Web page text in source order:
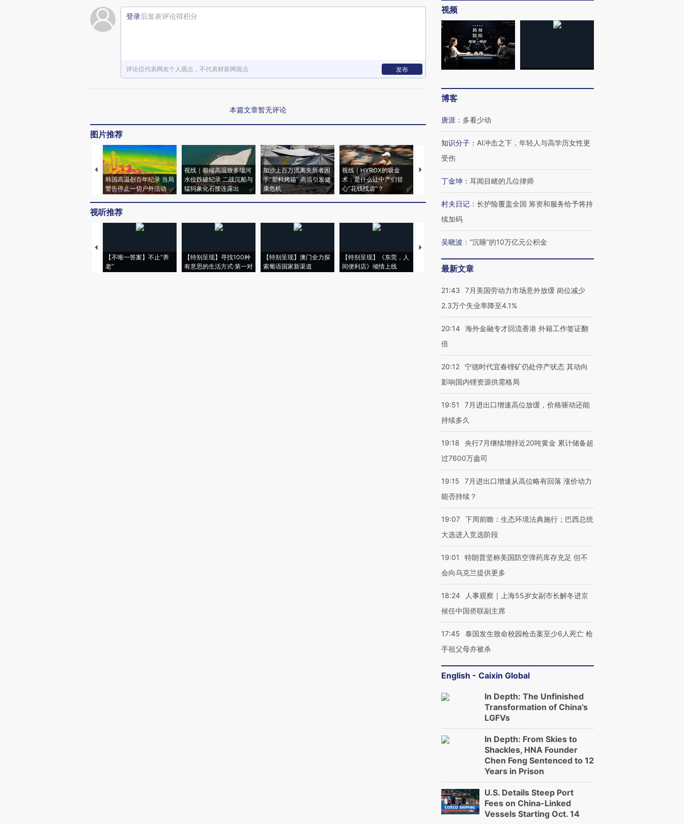
登录后发表评论得积分
评论仅代表网友个人观点，不代表财新网观点 发布
本篇文章暂无评论
图片推荐
韩国高温创百年纪录 当局
警告停止一切户外活动
视线｜极端高温致多瑙河
水位跌破纪录 二战沉船与
猛犸象化石接连露出
加沙上百万流离失所者困
于“塑料烤箱” 高温引发健
康危机
视线｜HYROX的吸金
术：是什么让中产们甘
心“花钱找虐”？
马航飞行员跨国走私7万
粒摇头丸 尿检体内含3种
视线｜被称为“蟑螂”的印
度Z世代 用街头抗争将教
视线｜“入侵”还是“人道危
视听推荐
【不唯一答案】不止“养
老”
【特别呈现】寻找100种
有意思的生活方式·第一对
【特别呈现】澳门全力探
索葡语国家新渠道
【特别呈现】《东莞，人
间便利店》倾情上线
【推广】走进第四届链博
会，让数智科技“链”接产
【特别呈现】寻找100种
CFO：不靠规模取胜，华
视频
博客
唐涯 ： 多看少动
知识分子 ： AI冲击之下，年轻人与高学历女性更
受伤
丁金坤 ： 耳闻目睹的几位律师
村夫日记 ： 长护险覆盖全国 筹资和服务给予将持
续加码
吴晓波 ： “沉睡”的10万亿元公积金
最新文章
21:43
7月美国劳动力市场意外放缓 岗位减少
2.3万个失业率降至4.1%
20:14 海外金融专才回流香港 外籍工作签证翻
倍
20:12 宁德时代宜春锂矿仍处停产状态 其动向
影响国内锂资源供需格局
19:51
7月进出口增速高位放缓，价格驱动还能
持续多久
19:18
央行7月继续增持近20吨黄金 累计储备超
过7600万盎司
19:15
7月进出口增速从高位略有回落 涨价动力
能否持续？
19:07 下周前瞻：生态环境法典施行；巴西总统
大选进入竞选阶段
19:01
特朗普坚称美国防空弹药库存充足 但不
会向乌克兰提供更多
18:24
人事观察｜上海55岁女副市长解冬进京
候任中国侨联副主席
17:45
泰国发生致命校园枪击案至少6人死亡 枪
手祖父母亦被杀
English - Caixin Global
In Depth: The Unfinished
Transformation of China’s
LGFVs
In Depth: From Skies to
Shackles, HNA Founder
Chen Feng Sentenced to 12
Years in Prison
U.S. Details Steep Port
Fees on China-Linked
Vessels Starting Oct. 14